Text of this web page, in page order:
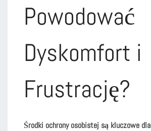
Powodować
Dyskomfort i
Frustrację?
Środki ochrony osobistej są kluczowe dla